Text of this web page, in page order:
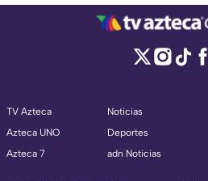
TV Azteca
Azteca UNO
Azteca 7
Noticias
Deportes
adn Noticias